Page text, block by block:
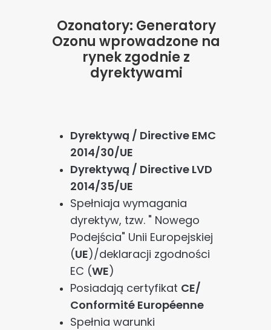
Ozonatory: Generatory
Ozonu wprowadzone na
rynek zgodnie z
dyrektywami
Dyrektywą / Directive EMC
2014/30/UE
Dyrektywą / Directive LVD
2014/35/UE
Spełniaja wymagania
dyrektyw, tzw. " Nowego
Podejścia" Unii Europejskiej
(UE)/deklaracji zgodności
EC (WE)
Posiadają certyfikat CE/
Conformité Européenne
Spełnia warunki